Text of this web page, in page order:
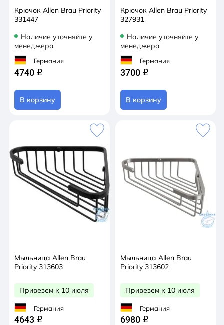
Крючок Allen Brau Priority
331447
Наличие уточняйте у
менеджера
Германия
4740 q
В корзину
Крючок Allen Brau Priority
327931
Наличие уточняйте у
менеджера
Германия
3700 q
В корзину
Мыльница Allen Brau
Priority 313603
Привезем к 10 июля
Германия
4643 q
Мыльница Allen Brau
Priority 313602
Привезем к 10 июля
Германия
6980 q